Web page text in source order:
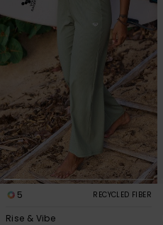
5 RECYCLED FIBER
Rise & Vibe